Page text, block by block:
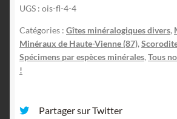
Haute-
Vienne,
Limousin.
UGS : ois-fl-4-4
Catégories : Gîtes minéralogiques divers,
Minéraux de Haute-Vienne (87),
Spécimens par espèces minérales, Tous
!
Partager sur Twitter